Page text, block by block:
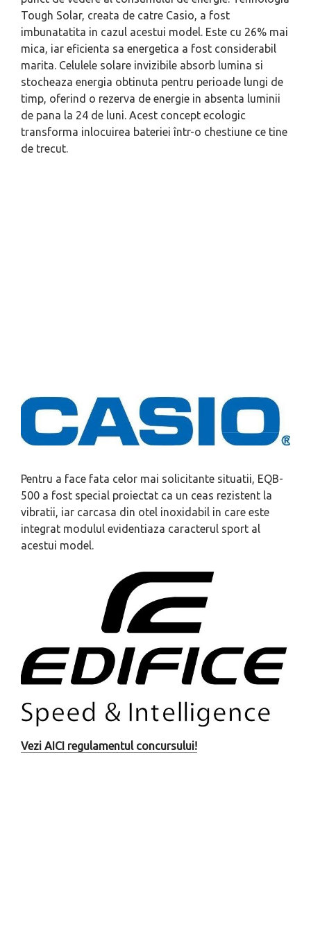
Tough Solar, creata de catre Casio, a fost
imbunatatita in cazul acestui model. Este cu 26% mai
mica, iar eficienta sa energetica a fost considerabil
marita. Celulele solare invizibile absorb lumina si
stocheaza energia obtinuta pentru perioade lungi de
timp, oferind o rezerva de energie in absenta luminii
de pana la 24 de luni. Acest concept ecologic
transforma inlocuirea bateriei într-o chestiune ce tine
de trecut.
Pentru a face fata celor mai solicitante situatii, EQB-
500 a fost special proiectat ca un ceas rezistent la
vibratii, iar carcasa din otel inoxidabil in care este
integrat modulul evidentiaza caracterul sport al
acestui model.
Vezi AICI regulamentul concursului!